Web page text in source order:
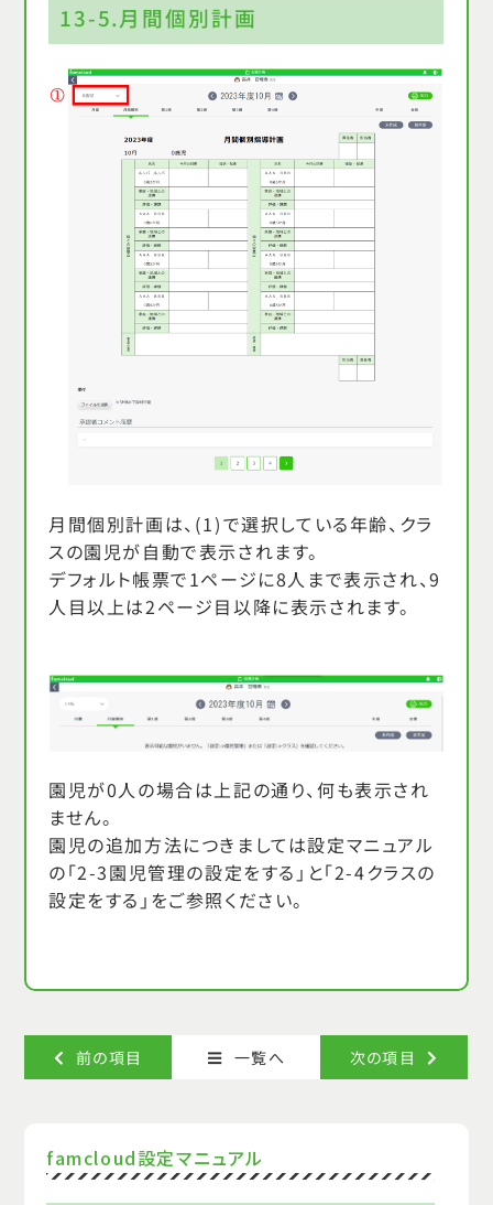
13-5.月間個別計画
月間個別計画は、(1)で選択している年齢、クラ
スの園児が自動で表示されます。
デフォルト帳票で1ページに8人まで表示され、9
人目以上は2ページ目以降に表示されます。
園児が0人の場合は上記の通り、何も表示され
ません。
園児の追加方法につきましては設定マニュアル
の「2-3園児管理の設定をする」と「2-4クラスの
設定をする」をご参照ください。
前の項目 一覧へ 次の項目
famcloud設定マニュアル